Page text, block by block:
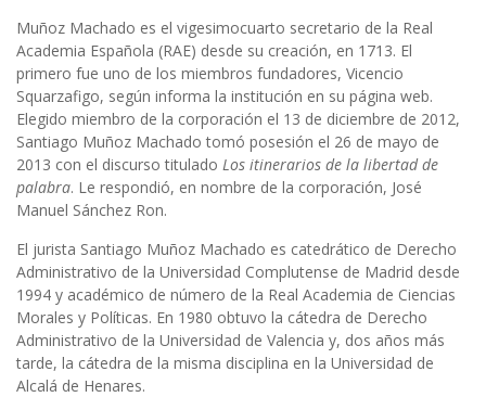
Muñoz Machado es el vigesimocuarto secretario de la Real
Academia Española (RAE) desde su creación, en 1713. El
primero fue uno de los miembros fundadores, Vicencio
Squarzafigo, según informa la institución en su página web.
Elegido miembro de la corporación el 13 de diciembre de 2012,
Santiago Muñoz Machado tomó posesión el 26 de mayo de
2013 con el discurso titulado Los itinerarios de la libertad de
palabra. Le respondió, en nombre de la corporación, José
Manuel Sánchez Ron.
El jurista Santiago Muñoz Machado es catedrático de Derecho
Administrativo de la Universidad Complutense de Madrid desde
1994 y académico de número de la Real Academia de Ciencias
Morales y Políticas. En 1980 obtuvo la cátedra de Derecho
Administrativo de la Universidad de Valencia y, dos años más
tarde, la cátedra de la misma disciplina en la Universidad de
Alcalá de Henares.